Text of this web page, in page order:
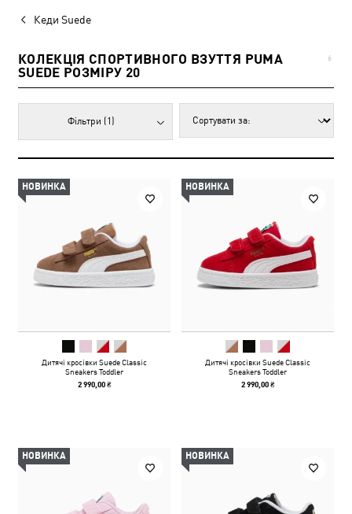
Кеди Suede
КОЛЕКЦІЯ СПОРТИВНОГО ВЗУТТЯ PUMA
SUEDE РОЗМІРУ 20
6
Фільтри (1)
НОВИНКА
Дитячі кросівки Suede Classic
Sneakers Toddler
2 990,00 ₴
НОВИНКА
Дитячі кросівки Suede Classic
Sneakers Toddler
2 990,00 ₴
НОВИНКА НОВИНКА